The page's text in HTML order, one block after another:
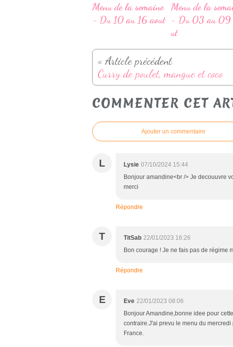
Menu de la semaine
- Du 10 au 16 aout
Menu de la
- Du 03 au 09
ut
« Article précédent
Curry de poulet, mangue et coco
COMMENTER CET
Ajouter un commentaire
L Lysie 07/10/2024 15:44
Bonjour amandine<br /> Je decouuvre
merci
Répondre
T TitSab 22/01/2023 16:26
Bon courage ! Je ne fais pas de régime
Répondre
E Eve 22/01/2023 08:06
Bonjour Amandine,bonne idee pour
contraire.J'ai prevu le menu du
France.